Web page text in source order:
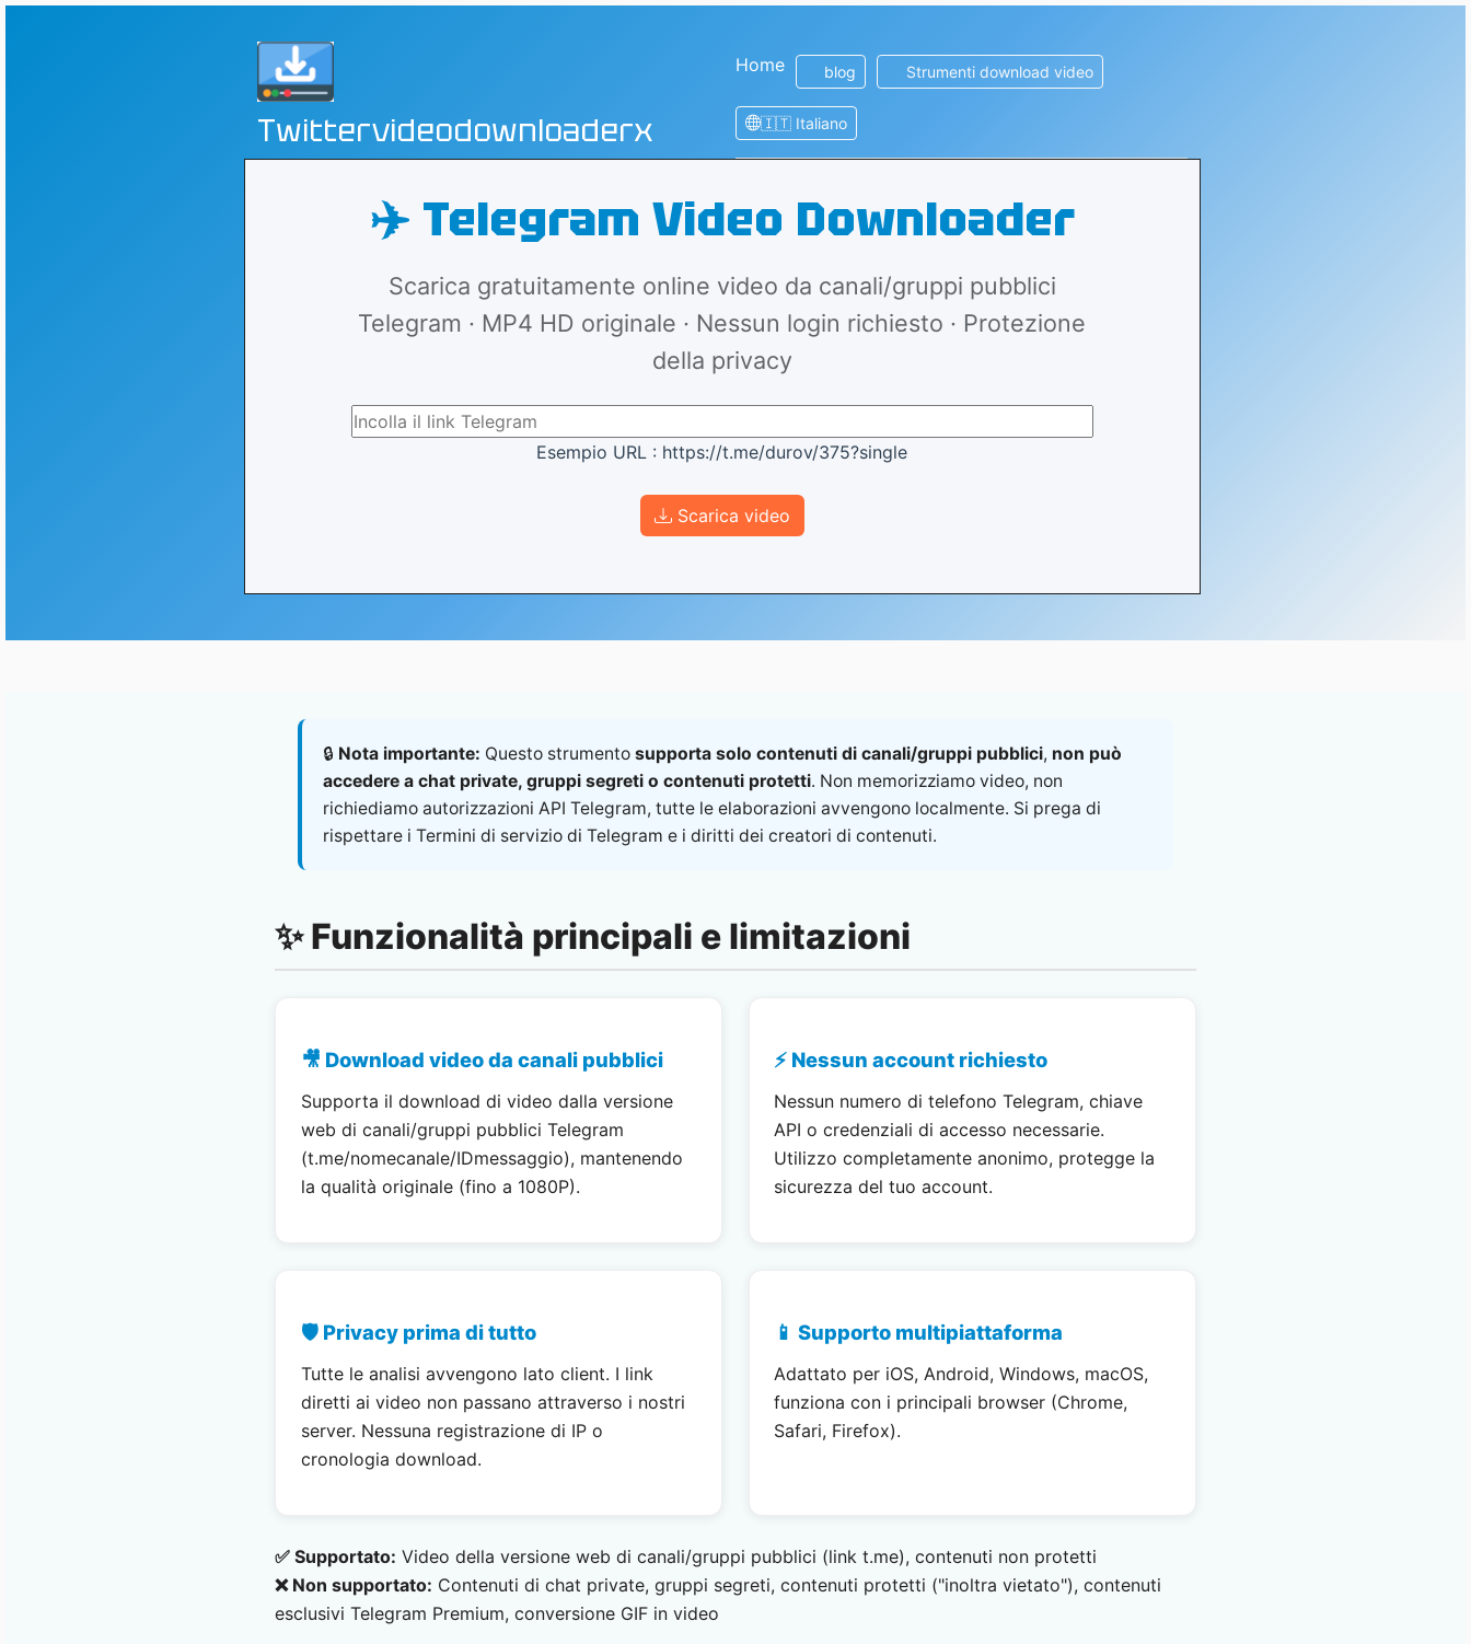
Twittervideodownloaderx
Home blog Strumenti download video
🇮🇹 Italiano
✈️ Telegram Video Downloader
Scarica gratuitamente online video da canali/gruppi pubblici
Telegram · MP4 HD originale · Nessun login richiesto · Protezione
della privacy
Esempio URL : https://t.me/durov/375?single
Scarica video
🔒 Nota importante: Questo strumentosupporta solo contenuti di canali/gruppi pubblici, non può
accedere a chat private, gruppi segreti o contenuti protetti. Non memorizziamo video, non
richiediamo autorizzazioni API Telegram, tutte le elaborazioni avvengono localmente. Si prega di
rispettare i Termini di servizio di Telegram e i diritti dei creatori di contenuti.
✨ Funzionalità principali e limitazioni
🎥 Download video da canali pubblici
Supporta il download di video dalla versione
web di canali/gruppi pubblici Telegram
(t.me/nomecanale/IDmessaggio), mantenendo
la qualità originale (fino a 1080P).
⚡ Nessun account richiesto
Nessun numero di telefono Telegram, chiave
API o credenziali di accesso necessarie.
Utilizzo completamente anonimo, protegge la
sicurezza del tuo account.
🛡️ Privacy prima di tutto
Tutte le analisi avvengono lato client. I link
diretti ai video non passano attraverso i nostri
server. Nessuna registrazione di IP o
cronologia download.
📱 Supporto multipiattaforma
Adattato per iOS, Android, Windows, macOS,
funziona con i principali browser (Chrome,
Safari, Firefox).
✅ Supportato: Video della versione web di canali/gruppi pubblici (link t.me), contenuti non protetti
❌ Non supportato: Contenuti di chat private, gruppi segreti, contenuti protetti ("inoltra vietato"), contenuti
esclusivi Telegram Premium, conversione GIF in video